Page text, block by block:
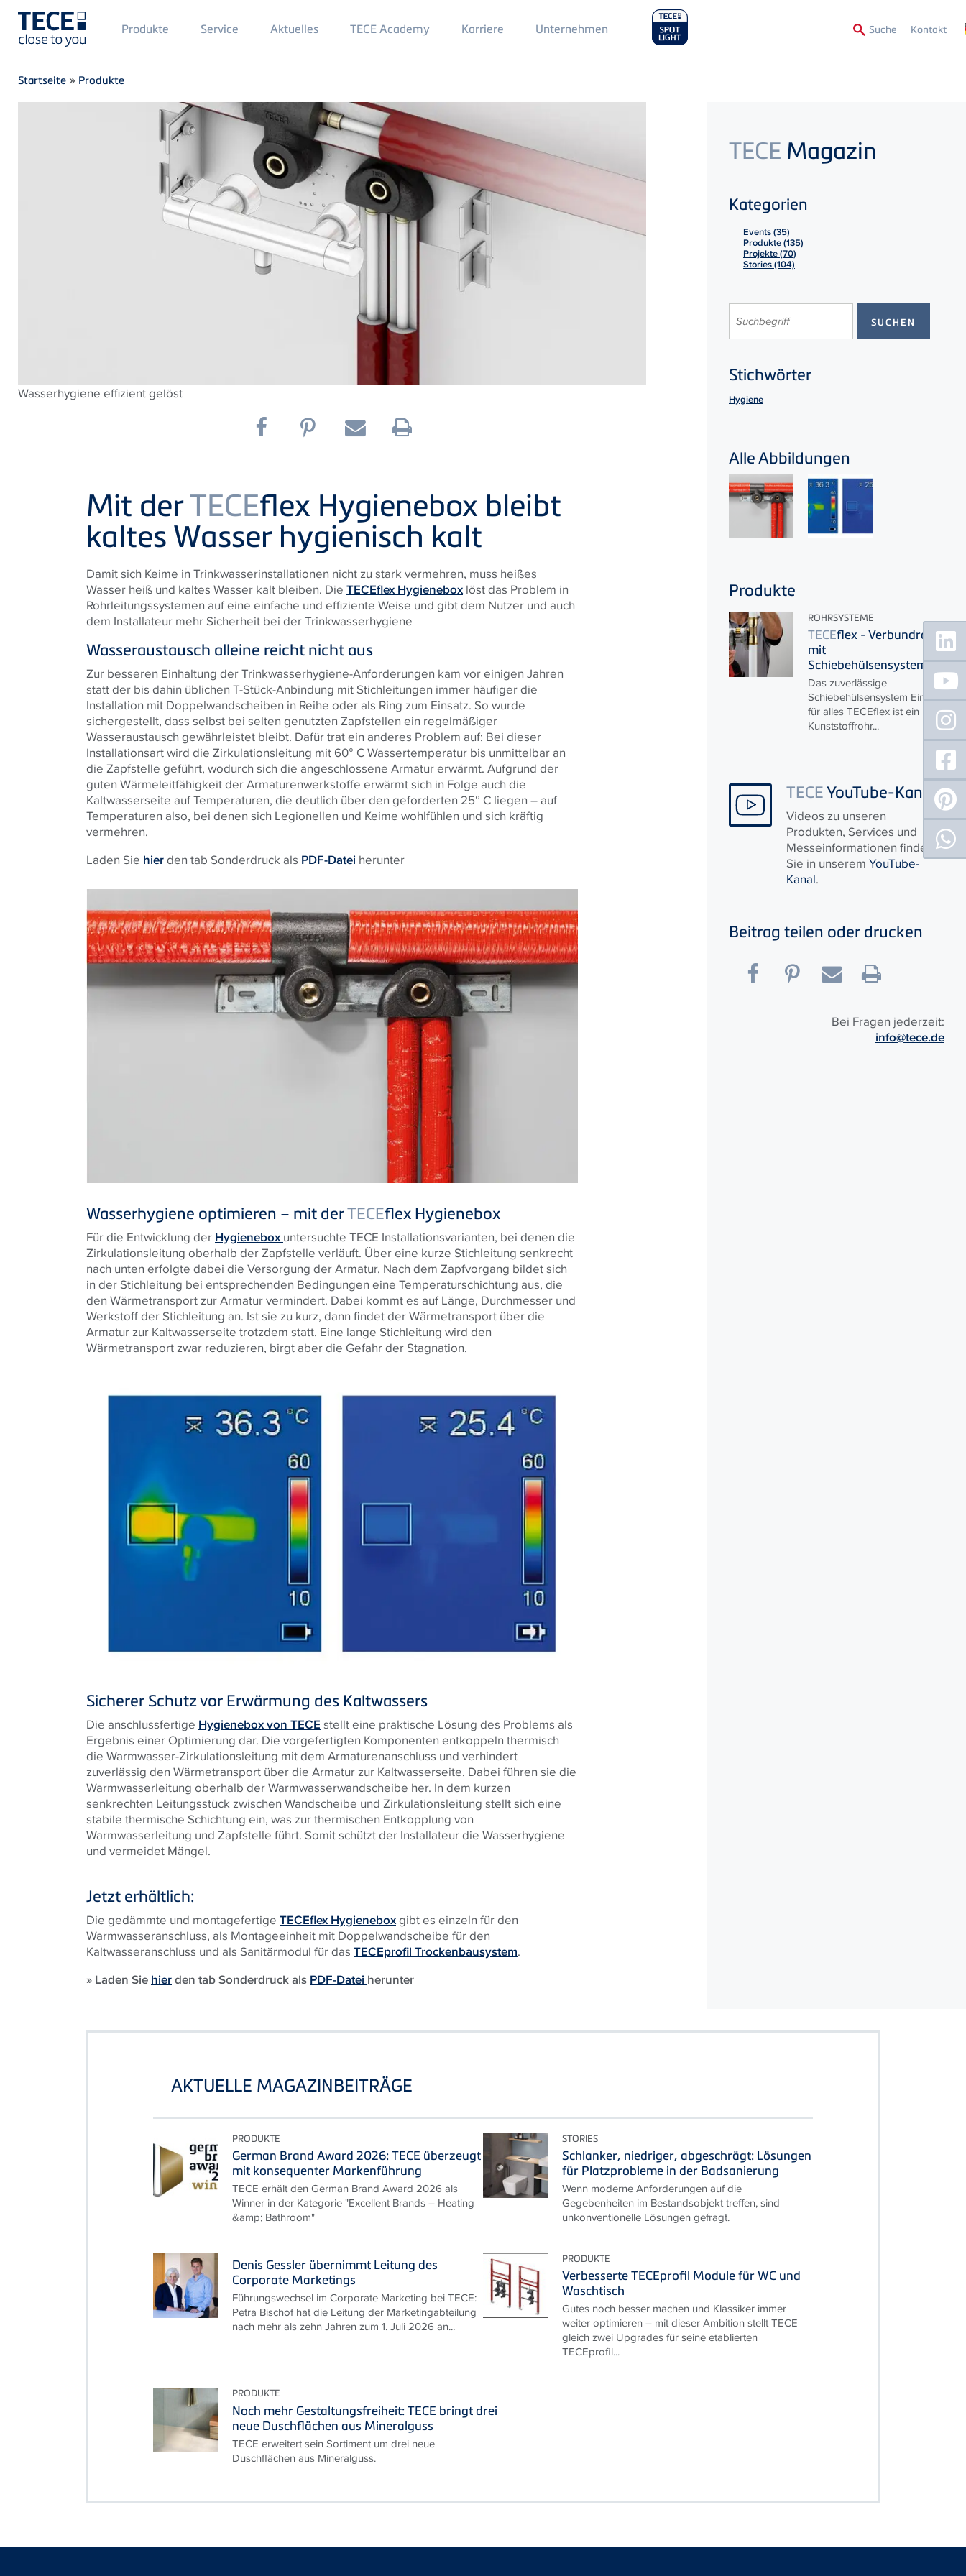
Direkt zum Inhalt
Main
Menü
Produkte Service Aktuelles TECE Academy Main
Menu
Karriere Unternehmen Suche Kontakt
Breadcrumb
Startseite » Produkte
Wasserhygiene effizient gelöst
Mit derTECEflex Hygienebox bleibt
kaltes Wasser hygienisch kalt
Damit sich Keime in Trinkwasserinstallationen nicht zu stark vermehren, muss heißes
Wasser heiß und kaltes Wasser kalt bleiben. Die TECEflex Hygienebox löst das Problem in
Rohrleitungssystemen auf eine einfache und effiziente Weise und gibt dem Nutzer und auch
dem Installateur mehr Sicherheit bei der Trinkwasserhygiene
Wasseraustausch alleine reicht nicht aus
Zur besseren Einhaltung der Trinkwasserhygiene-Anforderungen kam vor einigen Jahren
statt der bis dahin üblichen T-Stück-Anbindung mit Stichleitungen immer häufiger die
Installation mit Doppelwandscheiben in Reihe oder als Ring zum Einsatz. So wurde
sichergestellt, dass selbst bei selten genutzten Zapfstellen ein regelmäßiger
Wasseraustausch gewährleistet bleibt. Dafür trat ein anderes Problem auf: Bei dieser
Installationsart wird die Zirkulationsleitung mit 60° C Wassertemperatur bis unmittelbar an
die Zapfstelle geführt, wodurch sich die angeschlossene Armatur erwärmt. Aufgrund der
guten Wärmeleitfähigkeit der Armaturenwerkstoffe erwärmt sich in Folge auch die
Kaltwasserseite auf Temperaturen, die deutlich über den geforderten 25° C liegen – auf
Temperaturen also, bei denen sich Legionellen und Keime wohlfühlen und sich kräftig
vermehren.
Laden Sie hierden tab Sonderdruck als PDF-Datei herunter
Wasserhygiene optimieren – mit derTECEflex Hygienebox
Für die Entwicklung der Hygienebox untersuchte TECE Installationsvarianten, bei denen die
Zirkulationsleitung oberhalb der Zapfstelle verläuft. Über eine kurze Stichleitung senkrecht
nach unten erfolgte dabei die Versorgung der Armatur. Nach dem Zapfvorgang bildet sich
in der Stichleitung bei entsprechenden Bedingungen eine Temperaturschichtung aus, die
den Wärmetransport zur Armatur vermindert. Dabei kommt es auf Länge, Durchmesser und
Werkstoff der Stichleitung an. Ist sie zu kurz, dann findet der Wärmetransport über die
Armatur zur Kaltwasserseite trotzdem statt. Eine lange Stichleitung wird den
Wärmetransport zwar reduzieren, birgt aber die Gefahr der Stagnation.
Sicherer Schutz vor Erwärmung des Kaltwassers
Die anschlussfertige Hygienebox von TECE stellt eine praktische Lösung des Problems als
Ergebnis einer Optimierung dar. Die vorgefertigten Komponenten entkoppeln thermisch
die Warmwasser-Zirkulationsleitung mit dem Armaturenanschluss und verhindert
zuverlässig den Wärmetransport über die Armatur zur Kaltwasserseite. Dabei führen sie die
Warmwasserleitung oberhalb der Warmwasserwandscheibe her. In dem kurzen
senkrechten Leitungsstück zwischen Wandscheibe und Zirkulationsleitung stellt sich eine
stabile thermische Schichtung ein, was zur thermischen Entkopplung von
Warmwasserleitung und Zapfstelle führt. Somit schützt der Installateur die Wasserhygiene
und vermeidet Mängel.
Jetzt erhältlich:
Die gedämmte und montagefertige TECEflex Hygieneboxgibt es einzeln für den
Warmwasseranschluss, als Montageeinheit mit Doppelwandscheibe für den
Kaltwasseranschluss und als Sanitärmodul für das TECEprofil Trockenbausystem.
» Laden Sie hierden tab Sonderdruck als PDF-Datei herunter
TECE Magazin
Kategorien
Events (35)
Produkte (135)
Projekte (70)
Stories (104)
Stichwörter
Hygiene
Alle Abbildungen
Produkte
ROHRSYSTEME
TECEflex - Verbundrohr
mit
Schiebehülsensystem
Das zuverlässige
Schiebehülsensystem Eines
für allesTECEflex ist ein
Kunststoffrohr...
TECEYouTube-Kanal
Videos zu unseren
Produkten, Services und
Messeinformationen finden
Sie in unseremYouTube-
Kanal.
Beitrag teilen oder drucken
Bei Fragen jederzeit:
info@tece.de
AKTUELLE MAGAZINBEITRÄGE
PRODUKTE
German Brand Award 2026: TECE überzeugt
mit konsequenter Markenführung
TECE erhält den German Brand Award 2026 als
Winner in der Kategorie "Excellent Brands – Heating
&amp; Bathroom"
STORIES
Schlanker, niedriger, abgeschrägt: Lösungen
für Platzprobleme in der Badsanierung
Wenn moderne Anforderungen auf die
Gegebenheiten im Bestandsobjekt treffen, sind
unkonventionelle Lösungen gefragt.
Denis Gessler übernimmt Leitung des
Corporate Marketings
Führungswechsel im Corporate Marketing bei TECE:
Petra Bischof hat die Leitung der Marketingabteilung
nach mehr als zehn Jahren zum 1. Juli 2026 an...
PRODUKTE
Verbesserte TECEprofil Module für WC und
Waschtisch
Gutes noch besser machen und Klassiker immer
weiter optimieren – mit dieser Ambition stellt TECE
gleich zwei Upgrades für seine etablierten
TECEprofil...
PRODUKTE
Noch mehr Gestaltungsfreiheit: TECE bringt drei
neue Duschflächen aus Mineralguss
TECE erweitert sein Sortiment um drei neue
Duschflächen aus Mineralguss.
Floating
Sidebar